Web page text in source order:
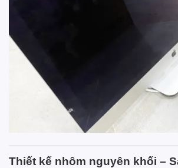
Thiết kế nhôm nguyên khối –